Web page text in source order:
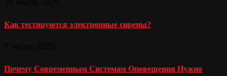
Как тестируются электронные сирены?
Почему Современным Системам Оповещения Нужно